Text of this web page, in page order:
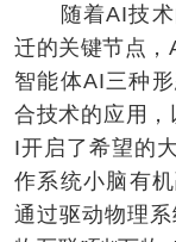
随着AI技术
迁的关键节点，
智能体AI三种
合技术的应用
I开启了希望的
作系统小脑有
通过驱动物理